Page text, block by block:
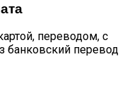
переводом, с
банковский перевод